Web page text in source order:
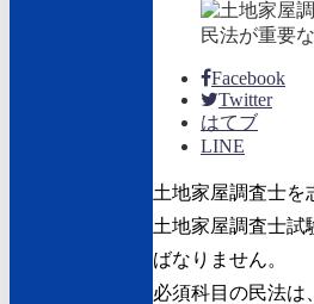
Facebook
Twitter
はてブ
LINE
土地家屋調査士を
土地家屋調査士試
ばなりません。
必須科目の民法は